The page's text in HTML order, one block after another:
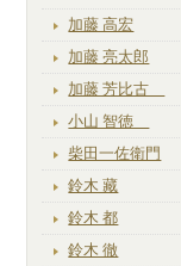
加藤 高宏
加藤 亮太郎
加藤 芳比古
小山 智徳
柴田一佐衛門
鈴木 藏
鈴木 都
鈴木 徹